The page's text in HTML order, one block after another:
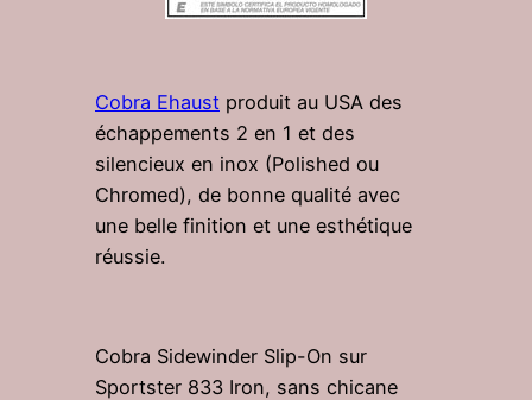
Cobra Ehaust produit au USA des
échappements 2 en 1 et des
silencieux en inox (Polished ou
Chromed), de bonne qualité avec
une belle finition et une esthétique
réussie.
Cobra Sidewinder Slip-On sur
Sportster 833 Iron, sans chicane